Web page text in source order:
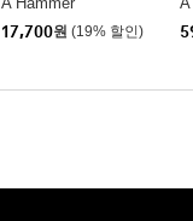
17,700원 (19% 할인)